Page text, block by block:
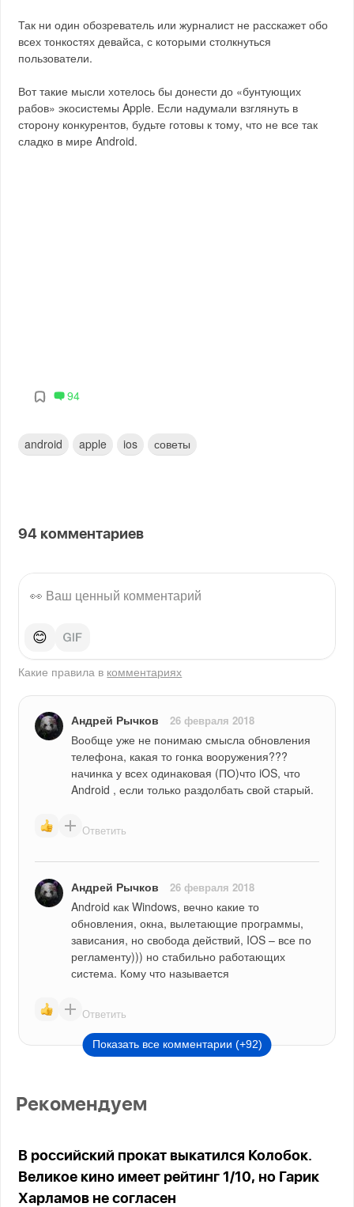
Так ни один обозреватель или журналист не расскажет обо
всех тонкостях девайса, с которыми столкнуться
пользователи.
Вот такие мысли хотелось бы донести до «бунтующих
рабов» экосистемы Apple. Если надумали взглянуть в
сторону конкурентов, будьте готовы к тому, что не все так
сладко в мире Android.
94
android apple ios советы
94 комментариев
😊
Какие правила в комментариях
Андрей Рычков 26 февраля 2018
Вообще уже не понимаю смысла обновления
телефона, какая то гонка вооружения???
начинка у всех одинаковая (ПО)что iOS, что
Android , если только раздолбать свой старый.
Ответить
Андрей Рычков 26 февраля 2018
Android как Windows, вечно какие то
обновления, окна, вылетающие программы,
зависания, но свобода действий, IOS – все по
регламенту))) но стабильно работающих
система. Кому что называется
Ответить
Показать все комментарии (+92)
Рекомендуем
В российский прокат выкатился Колобок.
Великое кино имеет рейтинг 1/10, но Гарик
Харламов не согласен